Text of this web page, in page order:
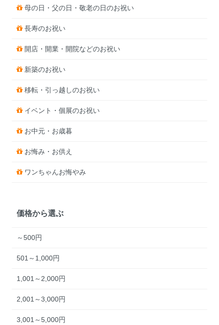
母の日・父の日・敬老の日のお祝い
長寿のお祝い
開店・開業・開院などのお祝い
新築のお祝い
移転・引っ越しのお祝い
イベント・個展のお祝い
お中元・お歳暮
お悔み・お供え
ワンちゃんお悔やみ
価格から選ぶ
～500円
501～1,000円
1,001～2,000円
2,001～3,000円
3,001～5,000円